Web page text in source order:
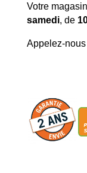
Votre
samedi, de
Appelez-nous